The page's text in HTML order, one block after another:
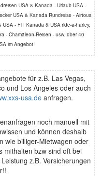
USA & Kanada - Urlaub USA -
USA & Kanada Rundreise - Airtous
- FTI Kanada & USA ride-a-harley,
- Chamäleon-Reisen - usw. über 40
im Angebot!
für z.B. Las Vegas,
und Los Angeles oder auch
usa.deanfragen.
noch manuell mit
und können deshalb
wie billiger-Mietwagen oder
bzw sind oft bei
z.B. Versicherungen